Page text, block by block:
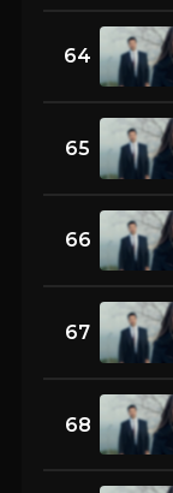
64
65
66
67
68